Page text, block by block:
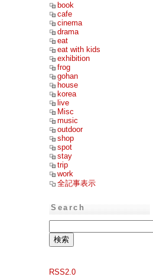
book
cafe
cinema
drama
eat
eat with kids
exhibition
frog
gohan
house
korea
live
Misc
music
outdoor
shop
spot
stay
trip
work
全記事表示
Search
RSS2.0